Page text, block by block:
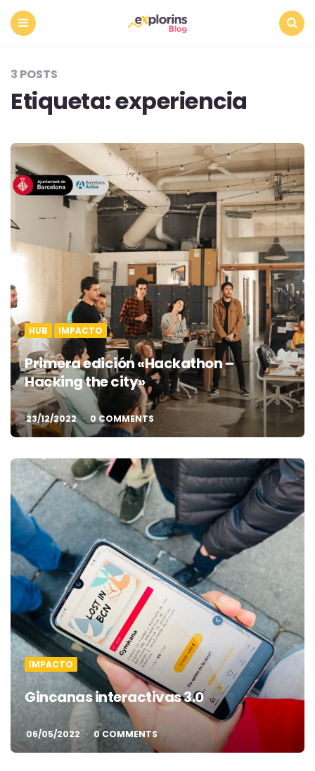
3 POSTS
Etiqueta:experiencia
HUB IMPACTO
Primera edición «Hackathon –
Hacking the city»
23/12/2022 0 COMMENTS
IMPACTO
Gincanas interactivas 3.0
06/05/2022 0 COMMENTS